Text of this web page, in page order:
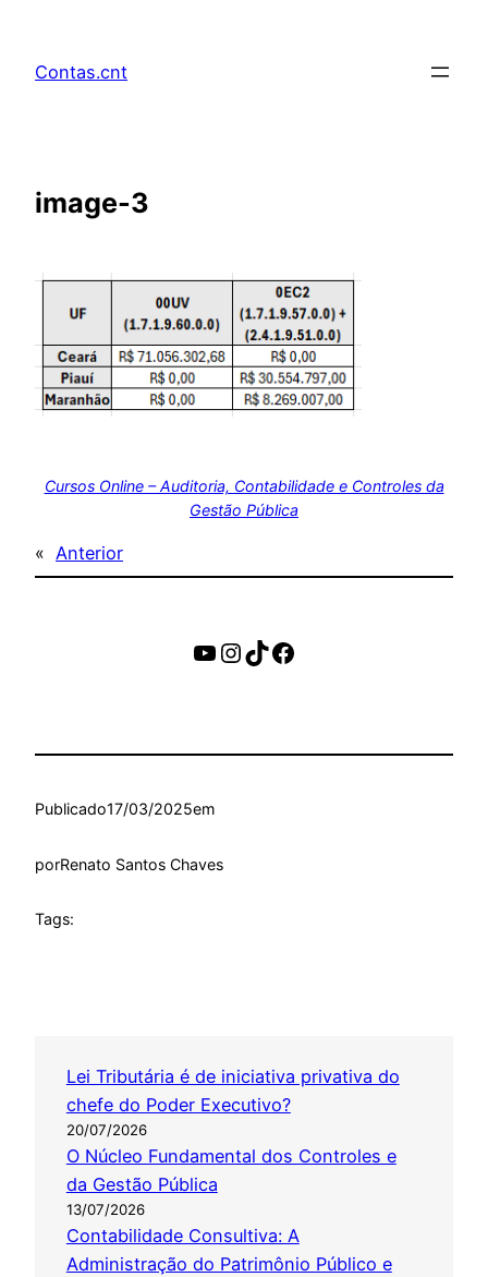
Contas.cnt
image-3
Cursos Online – Auditoria, Contabilidade e Controles da
Gestão Pública
« Anterior
https://
Instagram
TikTok
Facebook
Publicado17/03/2025em
porRenato Santos Chaves
Tags:
Lei Tributária é de iniciativa privativa do
chefe do Poder Executivo?
20/07/2026
O Núcleo Fundamental dos Controles e
da Gestão Pública
13/07/2026
Contabilidade Consultiva: A
Administração do Patrimônio Público e